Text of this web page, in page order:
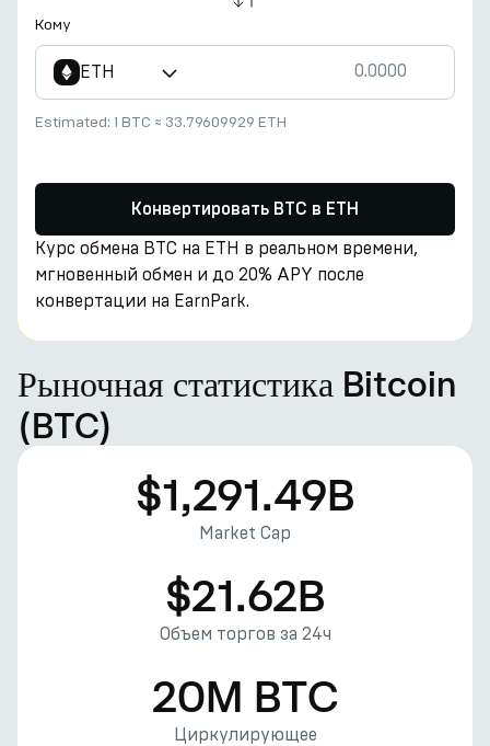
Кому
ETH
Estimated: 1 BTC ≈ 33.79609929 ETH
Конвертировать BTC в ETH
Курс обмена BTC на ETH в реальном времени,
мгновенный обмен и до 20% APY после
конвертации на EarnPark.
Рыночная статистика Bitcoin
(BTC)
$1,291.49B
Market Cap
$21.62B
Объем торгов за 24ч
20M BTC
Циркулирующее